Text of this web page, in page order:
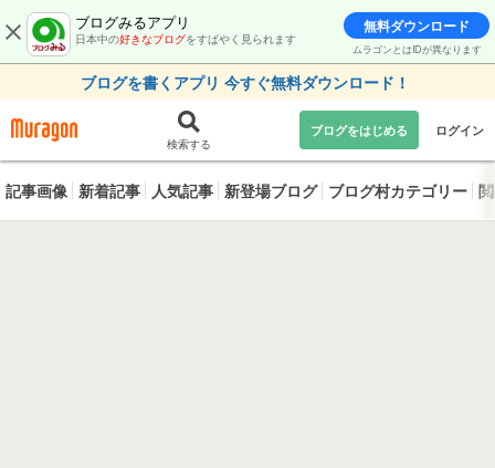
ブログみるアプリ
日本中の好きなブログをすばやく見られます
無料ダウンロード
ムラゴンとはIDが異なります
ブログを書くアプリ 今すぐ無料ダウンロード！
検索する
ブログをはじめる ログイン
記事画像 新着記事 人気記事 新登場ブログ ブログ村カテゴリー